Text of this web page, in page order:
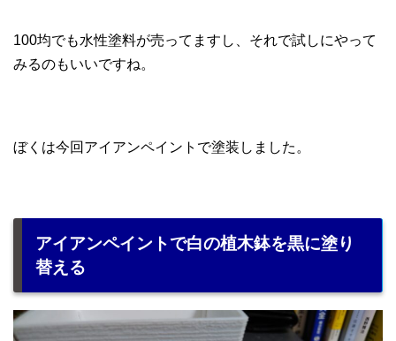
100均でも水性塗料が売ってますし、それで試しにやって
みるのもいいですね。
ぼくは今回アイアンペイントで塗装しました。
アイアンペイントで白の植木鉢を黒に塗り
替える